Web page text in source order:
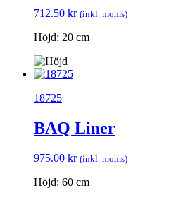
712.50 kr (inkl. moms)
Höjd: 20 cm
18725
BAQ Liner
975.00 kr (inkl. moms)
Höjd: 60 cm